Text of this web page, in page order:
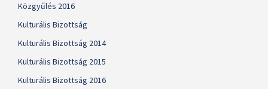
Közgyűlés 2016
Kulturális Bizottság
Kulturális Bizottság 2014
Kulturális Bizottság 2015
Kulturális Bizottság 2016